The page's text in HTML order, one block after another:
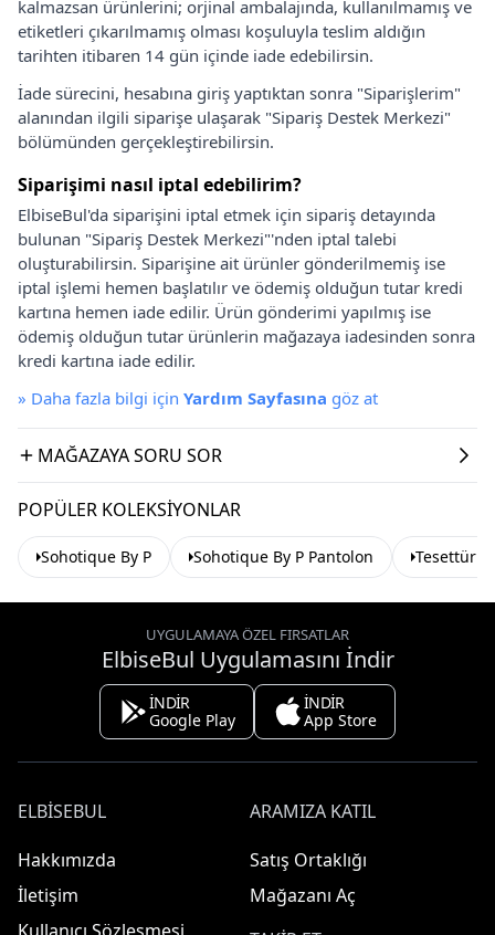
kalmazsan ürünlerini; orjinal ambalajında, kullanılmamış ve
etiketleri çıkarılmamış olması koşuluyla teslim aldığın
tarihten itibaren 14 gün içinde iade edebilirsin.
İade sürecini, hesabına giriş yaptıktan sonra "Siparişlerim"
alanından ilgili siparişe ulaşarak "Sipariş Destek Merkezi"
bölümünden gerçekleştirebilirsin.
Siparişimi nasıl iptal edebilirim?
ElbiseBul'da siparişini iptal etmek için sipariş detayında
bulunan "Sipariş Destek Merkezi"'nden iptal talebi
oluşturabilirsin. Siparişine ait ürünler gönderilmemiş ise
iptal işlemi hemen başlatılır ve ödemiş olduğun tutar kredi
kartına hemen iade edilir. Ürün gönderimi yapılmış ise
ödemiş olduğun tutar ürünlerin mağazaya iadesinden sonra
kredi kartına iade edilir.
» Daha fazla bilgi için Yardım Sayfasına göz at
MAĞAZAYA SORU SOR
POPÜLER KOLEKSIYONLAR
Sohotique By P Sohotique By P Pantolon Tesettür
UYGULAMAYA ÖZEL FIRSATLAR
ElbiseBul Uygulamasını İndir
İNDİR
Google Play
İNDİR
App Store
ELBISEBUL
Hakkımızda
İletişim
ARAMIZA KATIL
Satış Ortaklığı
Mağazanı Aç